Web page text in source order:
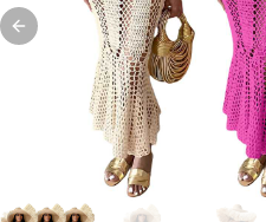
Previous slide